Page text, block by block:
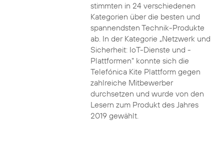
stimmten in 24 verschiedenen
Kategorien über die besten und
spannendsten Technik-Produkte
ab. In der Kategorie „Netzwerk und
Sicherheit: IoT-Dienste und -
Plattformen“ konnte sich die
Telefónica Kite Plattform gegen
zahlreiche Mitbewerber
durchsetzen und wurde von den
Lesern zum Produkt des Jahres
2019 gewählt.